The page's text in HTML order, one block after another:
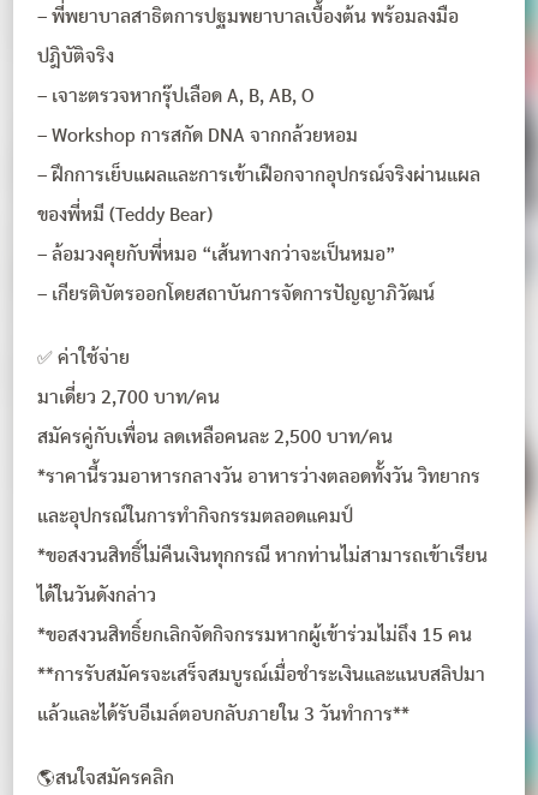
– พี่พยาบาลสาธิตการปฐมพยาบาลเบื้องต้น พร้อมลงมือ
ปฎิบัติจริง
– เจาะตรวจหากรุ๊ปเลือด A, B, AB, O
– Workshop การสกัด DNA จากกล้วยหอม
– ฝึกการเย็บแผลและการเข้าเฝือกจากอุปกรณ์จริงผ่านแผล
ของพี่หมี (Teddy Bear)
– ล้อมวงคุยกับพี่หมอ “เส้นทางกว่าจะเป็นหมอ”
– เกียรติบัตรออกโดยสถาบันการจัดการปัญญาภิวัฒน์
✅ ค่าใช้จ่าย
มาเดี่ยว 2,700 บาท/คน
สมัครคู่กับเพื่อน ลดเหลือคนละ 2,500 บาท/คน
*ราคานี้รวมอาหารกลางวัน อาหารว่างตลอดทั้งวัน วิทยากร
และอุปกรณ์ในการทำกิจกรรมตลอดแคมป์
*ขอสงวนสิทธิ์ไม่คืนเงินทุกกรณี หากท่านไม่สามารถเข้าเรียน
ได้ในวันดังกล่าว
*ขอสงวนสิทธิ์ยกเลิกจัดกิจกรรมหากผู้เข้าร่วมไม่ถึง 15 คน
**การรับสมัครจะเสร็จสมบูรณ์เมื่อชำระเงินและแนบสลิปมา
แล้วและได้รับอีเมล์ตอบกลับภายใน 3 วันทำการ**
🌎สนใจสมัครคลิก